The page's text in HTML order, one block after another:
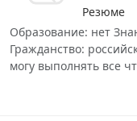
Резюме
Образование: нет
Гражданство:
могу выполнять все